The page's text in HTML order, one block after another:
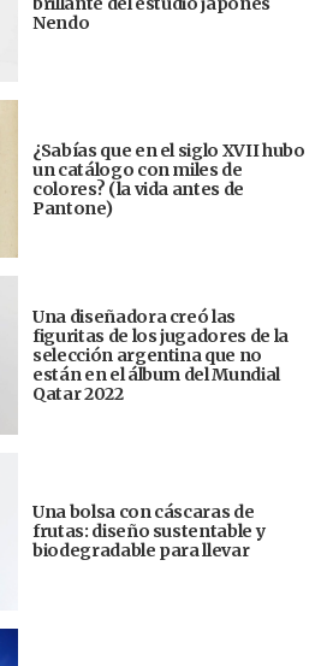
Nendo
¿Sabías que en el siglo XVII hubo
un catálogo con miles de
colores? (la vida antes de
Pantone)
Una diseñadora creó las
figuritas de los jugadores de la
selección argentina que no
están en el álbum del Mundial
Qatar 2022
Una bolsa con cáscaras de
frutas: diseño sustentable y
biodegradable para llevar